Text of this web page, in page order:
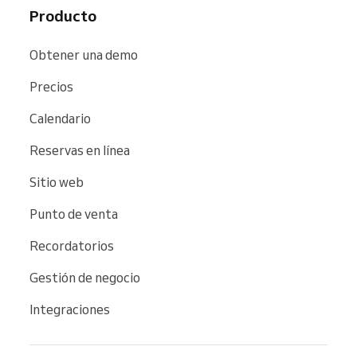
Producto
Obtener una demo
Precios
Calendario
Reservas en línea
Sitio web
Punto de venta
Recordatorios
Gestión de negocio
Integraciones